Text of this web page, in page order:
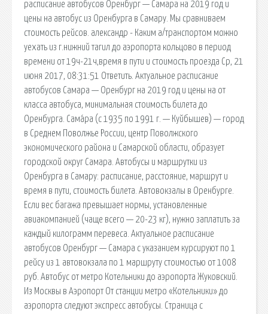
расписание автобусов Оренбург — Самара на 2019 год и
цены на автобус из Оренбурга в Самару. Мы сравниваем
стоимость рейсов. александр - Каким а/транспортом можно
уехать из г.нижний тагил до аэропорта кольцово в период
времени от 19ч-21ч,время в пути и стоимость проезда Ср, 21
июня 2017, 08:31:51 Ответить. Актуальное расписание
автобусов Самара — Оренбург на 2019 год и цены на от
класса автобуса, минимальная стоимость билета до
Оренбурга. Сама́ра (с 1935 по 1991 г. — Куйбышев) — город
в Среднем Поволжье России, центр Поволжского
экономического района и Самарской области, образует
городской округ Самара. Автобусы и маршрутки из
Оренбурга в Самару: расписание, расстояние, маршрут и
время в пути, стоимость билета. Автовокзалы в Оренбурге.
Если вес багажа превышает нормы, установленные
авиакомпанией (чаще всего — 20-23 кг), нужно заплатить за
каждый килограмм перевеса. Актуальное расписание
автобусов Оренбург — Самара с указанием курсируют по 1
рейсу из 1 автовокзала по 1 маршруту стоимостью от 1008
руб. Автобус от метро Котельники до аэропорта Жуковский.
Из Москвы в Аэропорт От станции метро «Котельники» до
аэропорта следуют экспресс автобусы. Страница с